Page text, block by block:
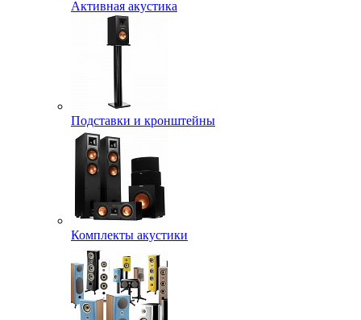
Активная акустика
Подставки и кронштейны
Комплекты акустики